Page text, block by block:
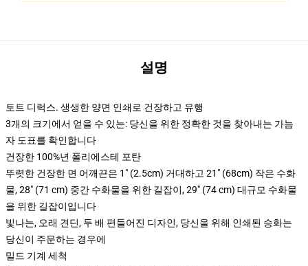
설명
토트 디럭스. 생생한 양면 인쇄로 건장하고 유행
3개의 크기에서 얻을 수 있는: 당신을 위한 정확한 것을 찾아내는 가늠
자 도표를 확인합니다
건장한 100%년 폴리에스테 포탄
뚜렷한 건장한 면 어깨끈은 1" (2.5cm) 거대하고 21" (68cm) 작은 수화
물, 28" (71 cm) 중간 수화물을 위한 길잡이, 29" (74 cm) 대규모 수화물
을 위한 길잡이입니다
빛나는, 오래 견딘, 두 배 편들어진 디자인, 당신을 위해 인쇄된 승화는
당신이 주문하는 경우에
밀드 기계 세척